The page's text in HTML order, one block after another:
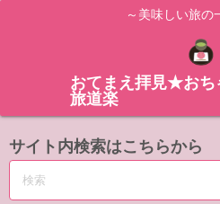
ス
ッ
～美味しい旅の
おてまえ拝見★おち
旅道楽
サイト内検索はこちらから